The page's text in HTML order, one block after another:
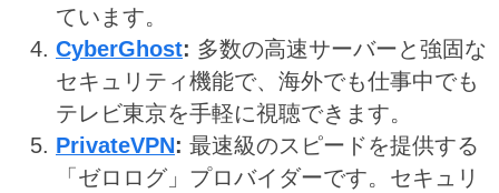
ています。
CyberGhost: 多数の高速サーバーと強固な
セキュリティ機能で、海外でも仕事中でも
テレビ東京を手軽に視聴できます。
PrivateVPN: 最速級のスピードを提供する
「ゼロログ」プロバイダーです。セキュリ